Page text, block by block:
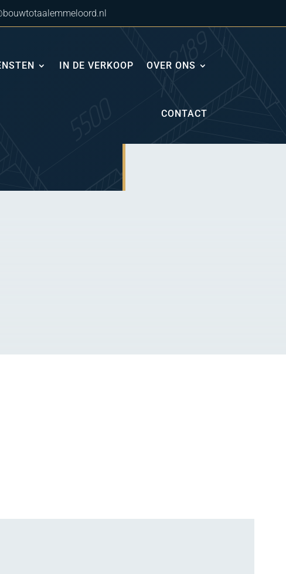
IN DE VERKOOP OVER ONS
CONTACT